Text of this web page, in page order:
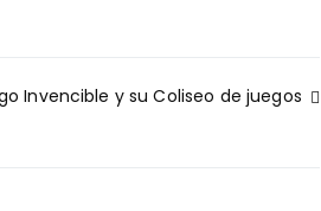
Invencible y su Coliseo de juegos